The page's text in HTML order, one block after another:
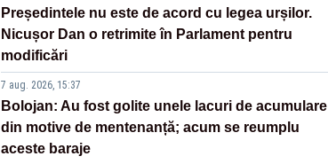
Președintele nu este de acord cu legea urșilor.
Nicușor Dan o retrimite în Parlament pentru
modificări
7 aug. 2026, 15:37
Bolojan: Au fost golite unele lacuri de acumulare
din motive de mentenanță; acum se reumplu
aceste baraje